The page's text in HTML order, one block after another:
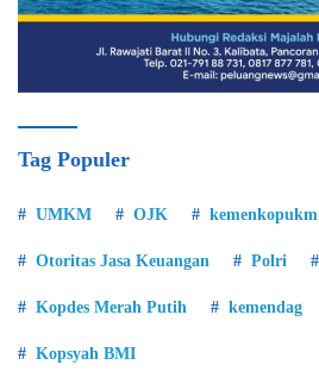
Tag Populer
UMKM OJK kemenkopukm
Otoritas Jasa Keuangan Polri
Kopdes Merah Putih kemendag
Kopsyah BMI